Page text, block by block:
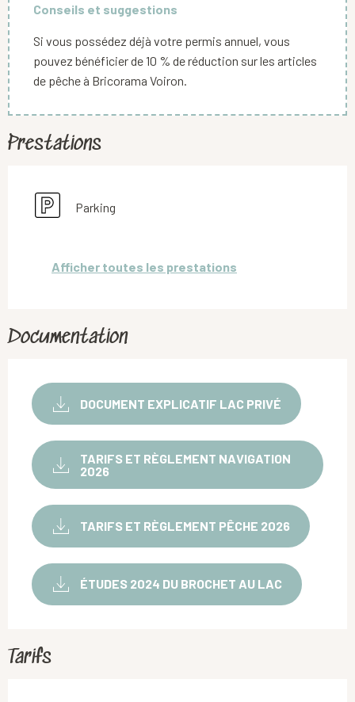
Conseils et suggestions
Si vous possédez déjà votre permis annuel, vous
pouvez bénéficier de 10 % de réduction sur les articles
de pêche à Bricorama Voiron.
Prestations
Parking
Afficher toutes les prestations
Documentation
DOCUMENT EXPLICATIF LAC PRIVÉ
TARIFS ET RÈGLEMENT NAVIGATION
2026
TARIFS ET RÈGLEMENT PÊCHE 2026
ÉTUDES 2024 DU BROCHET AU LAC
Tarifs